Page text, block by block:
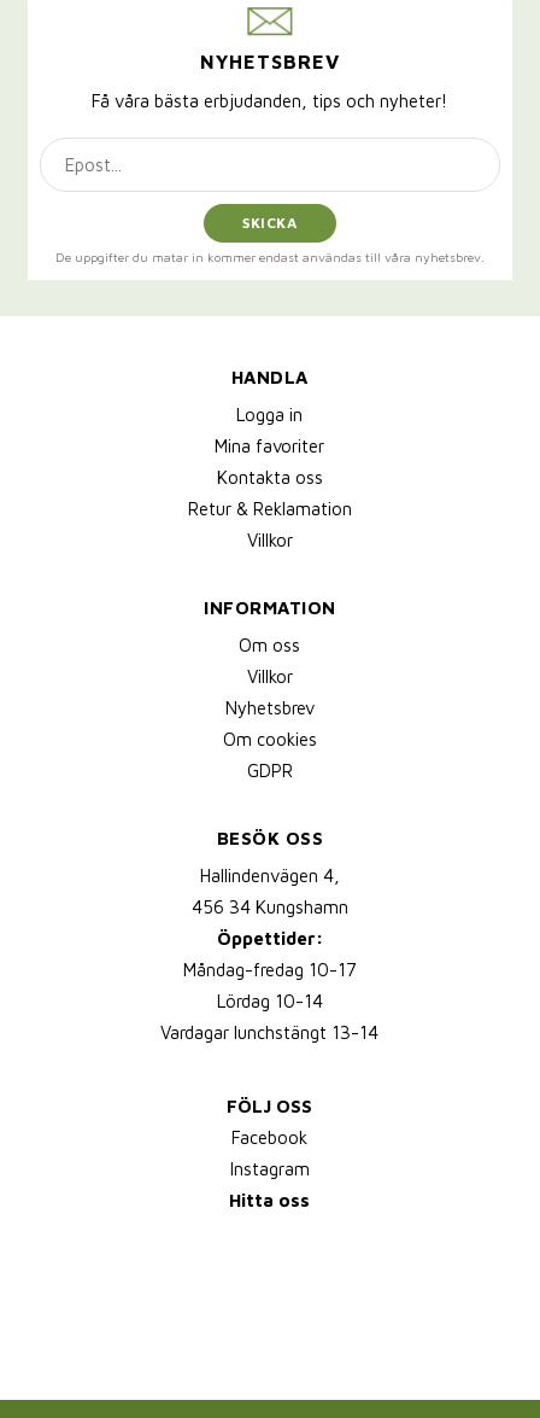
NYHETSBREV
Få våra bästa erbjudanden, tips och nyheter!
SKICKA
De uppgifter du matar in kommer endast användas till våra nyhetsbrev.
HANDLA
Logga in
Mina favoriter
Kontakta oss
Retur & Reklamation
Villkor
INFORMATION
Om oss
Villkor
Nyhetsbrev
Om cookies
GDPR
BESÖK OSS
Hallindenvägen 4,
456 34 Kungshamn
Öppettider:
Måndag-fredag 10-17
Lördag 10-14
Vardagar lunchstängt 13-14
FÖLJ OSS
Facebook
Instagram
Hitta oss